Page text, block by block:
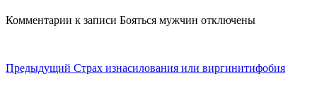
Комментарии к записи Бояться мужчин отключены
Предыдущий Страх изнасилования или виргинитифобия